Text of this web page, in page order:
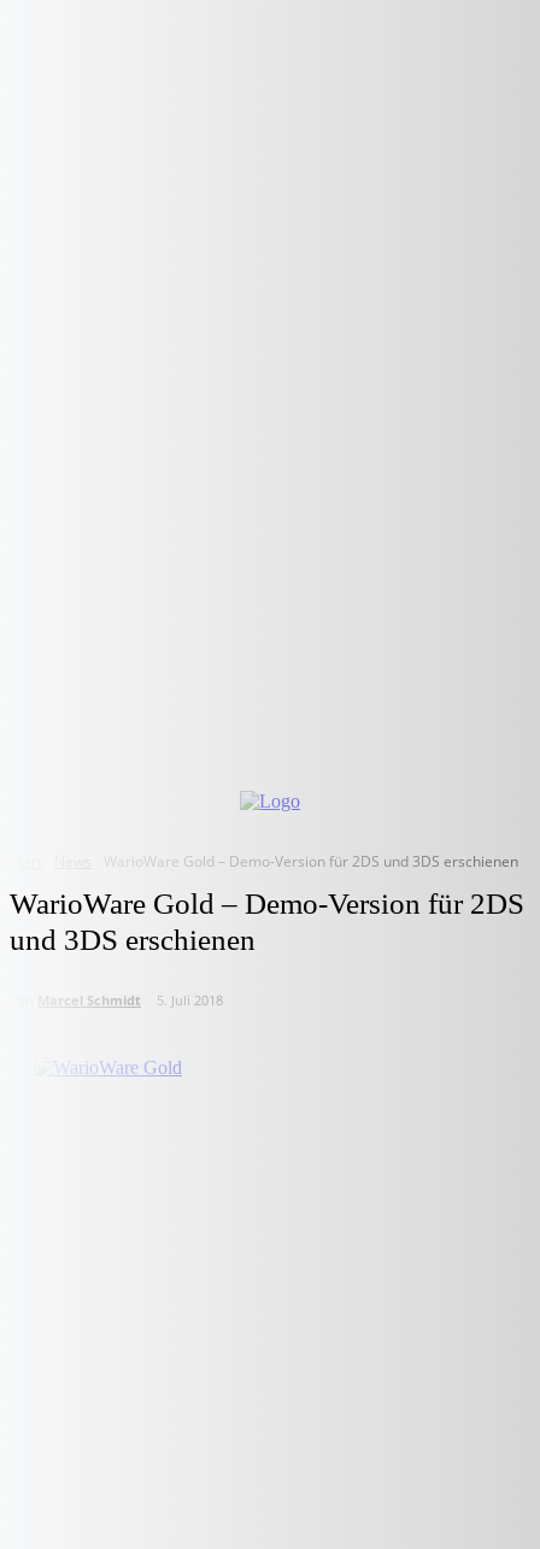
WarioWare Gold – Demo-Version für 2DS und 3DS erschienen
WarioWare Gold – Demo-Version für 2DS
und 3DS erschienen
Marcel Schmidt 5. Juli 2018